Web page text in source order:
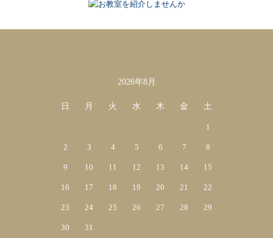
2026年8月
日 月 火 水 木 金 土
1
2 3 4 5 6 7 8
9 10 11 12 13 14 15
16 17 18 19 20 21 22
23 24 25 26 27 28 29
30 31